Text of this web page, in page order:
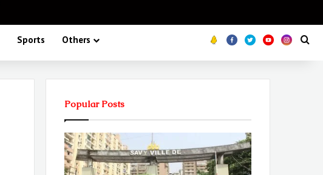
Sports Others Koo FB TwitterYoutube
Popular Posts